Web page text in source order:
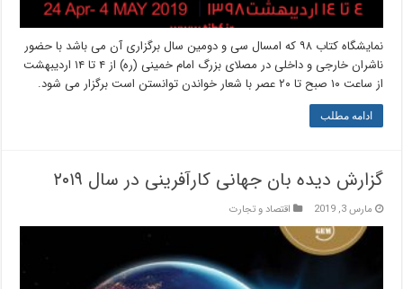
نمایشگاه کتاب ۹۸ که امسال سی و دومین سال برگزاری آن می باشد با حضور
ناشران خارجی و داخلی در مصلای بزرگ امام خمینی (ره) از ۴ تا ۱۴ اردیبهشت
از ساعت ۱۰ صبح تا ۲۰ عصر با شعار خواندن توانستن است برگزار می شود.
ادامه مطلب
گزارش دیده بان جهانی کارآفرینی در سال ۲۰۱۹
مارس 3, 2019 اقتصاد و تجارت